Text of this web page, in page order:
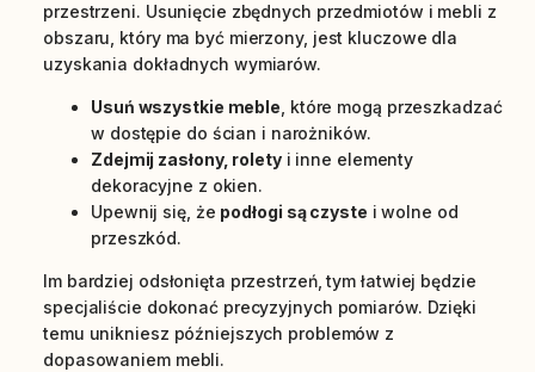
przestrzeni. Usunięcie zbędnych przedmiotów i mebli z
obszaru, który ma być mierzony, jest kluczowe dla
uzyskania dokładnych wymiarów.
Usuń wszystkie meble , które mogą przeszkadzać
w dostępie do ścian i narożników.
Zdejmij zasłony, roletyi inne elementy
dekoracyjne z okien.
Upewnij się, że podłogi są czyste i wolne od
przeszkód.
Im bardziej odsłonięta przestrzeń, tym łatwiej będzie
specjaliście dokonać precyzyjnych pomiarów. Dzięki
temu unikniesz późniejszych problemów z
dopasowaniem mebli.